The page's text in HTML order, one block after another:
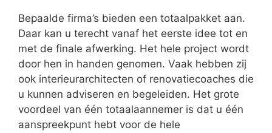
Bepaalde firma’s bieden een totaalpakket aan.
Daar kan u terecht vanaf het eerste idee tot en
met de finale afwerking. Het hele project wordt
door hen in handen genomen. Vaak hebben zij
ook interieurarchitecten of renovatiecoaches die
u kunnen adviseren en begeleiden. Het grote
voordeel van één totaalaannemer is dat u één
aanspreekpunt hebt voor de hele